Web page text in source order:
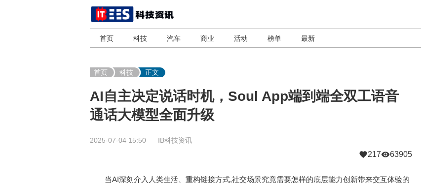
首页 科技 汽车 商业 活动 榜单 最新
首页 科技 正文
AI自主决定说话时机，Soul App端到端全双工语音
通话大模型全面升级
2025-07-04 15:50 IB科技资讯
217 63905
当AI深刻介入人类生活、重构链接方式,社交场景究竟需要怎样的底层能力创新带来交互体验的